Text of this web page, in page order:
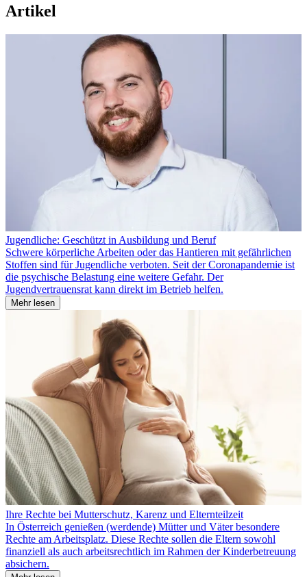
Artikel
Jugendliche: Geschützt in Ausbildung und Beruf
Schwere körperliche Arbeiten oder das Hantieren mit gefährlichen
Stoffen sind für Jugendliche verboten. Seit der Coronapandemie ist
die psychische Belastung eine weitere Gefahr. Der
Jugendvertrauensrat kann direkt im Betrieb helfen.
Mehr lesen
Ihre Rechte bei Mutterschutz, Karenz und Elternteilzeit
In Österreich genießen (werdende) Mütter und Väter besondere
Rechte am Arbeitsplatz. Diese Rechte sollen die Eltern sowohl
finanziell als auch arbeitsrechtlich im Rahmen der Kinderbetreuung
absichern.